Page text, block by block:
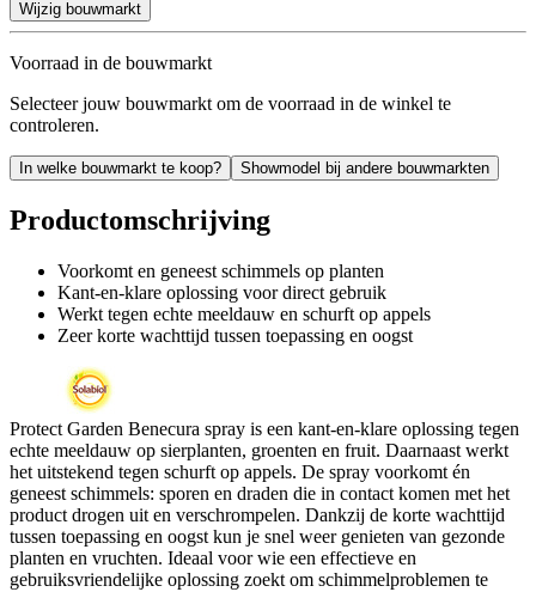
Wijzig bouwmarkt
Voorraad in de bouwmarkt
Selecteer jouw bouwmarkt om de voorraad in de winkel te
controleren.
In welke bouwmarkt te koop? Showmodel bij andere bouwmarkten
Productomschrijving
Voorkomt en geneest schimmels op planten
Kant-en-klare oplossing voor direct gebruik
Werkt tegen echte meeldauw en schurft op appels
Zeer korte wachttijd tussen toepassing en oogst
Protect Garden Benecura spray is een kant-en-klare oplossing tegen
echte meeldauw op sierplanten, groenten en fruit. Daarnaast werkt
het uitstekend tegen schurft op appels. De spray voorkomt én
geneest schimmels: sporen en draden die in contact komen met het
product drogen uit en verschrompelen. Dankzij de korte wachttijd
tussen toepassing en oogst kun je snel weer genieten van gezonde
planten en vruchten. Ideaal voor wie een effectieve en
gebruiksvriendelijke oplossing zoekt om schimmelproblemen te